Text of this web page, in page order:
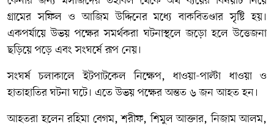
গ্রামের সফিল ও আজিম উদ্দিনের মধ্যে বাকবিতণ্ডার সৃষ্টি হয়।
একপর্যায়ে উভয় পক্ষের সমর্থকরা ঘটনাস্থলে জড়ো হলে উত্তেজনা
ছড়িয়ে পড়ে এবং সংঘর্ষে রূপ নেয়।
সংঘর্ষ চলাকালে ইটপাটকেল নিক্ষেপ, ধাওয়া-পাল্টা ধাওয়া ও
হাতাহাতির ঘটনা ঘটে। এতে উভয় পক্ষের অন্তত ৬ জন আহত হন।
আহতরা হলেন রহিমা বেগম, শরীফ, শিমুল আক্তার, নিজাম আলম,